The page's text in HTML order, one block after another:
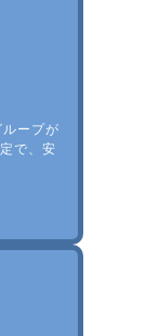
ープが
で、安